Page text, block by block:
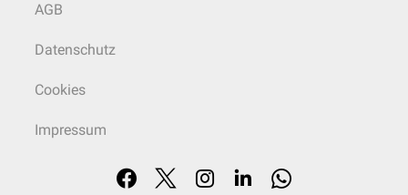
AGB
Datenschutz
Cookies
Impressum